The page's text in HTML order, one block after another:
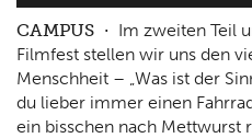
CAMPUS
Im zweiten Teil
Filmfest stellen wir uns den
Menschheit – „Was ist der
du lieber immer einen
ein bisschen nach Mettwurst